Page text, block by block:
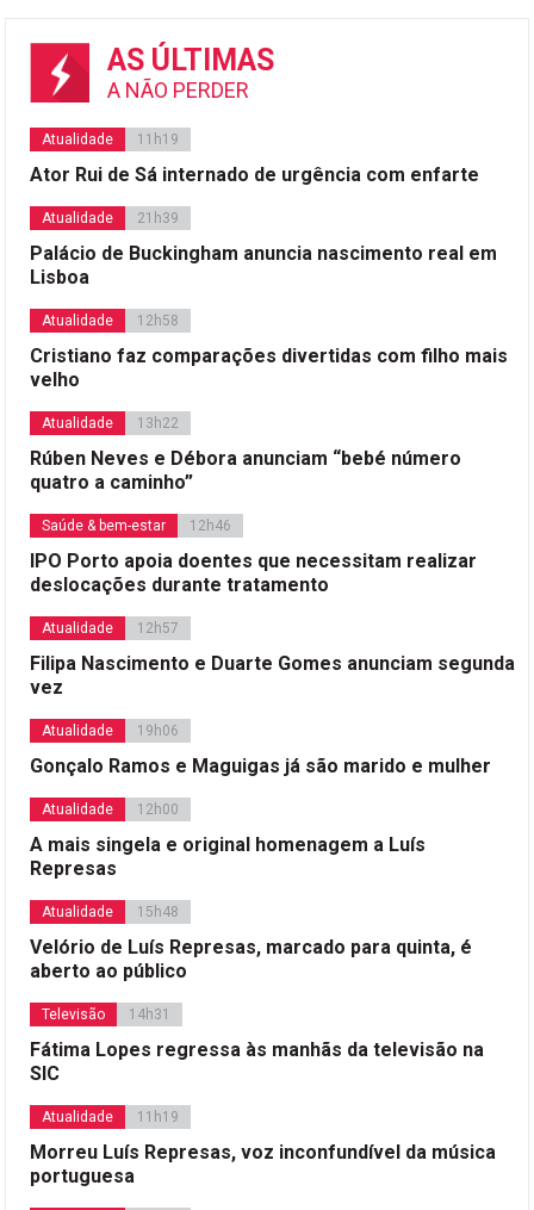
AS ÚLTIMAS
A NÃO PERDER
Atualidade 11h19
Ator Rui de Sá internado de urgência com enfarte
Atualidade 21h39
Palácio de Buckingham anuncia nascimento real em
Lisboa
Atualidade 12h58
Cristiano faz comparações divertidas com filho mais
velho
Atualidade 13h22
Rúben Neves e Débora anunciam “bebé número
quatro a caminho”
Saúde & bem-estar 12h46
IPO Porto apoia doentes que necessitam realizar
deslocações durante tratamento
Atualidade 12h57
Filipa Nascimento e Duarte Gomes anunciam segunda
vez
Atualidade 19h06
Gonçalo Ramos e Maguigas já são marido e mulher
Atualidade 12h00
A mais singela e original homenagem a Luís
Represas
Atualidade 15h48
Velório de Luís Represas, marcado para quinta, é
aberto ao público
Televisão 14h31
Fátima Lopes regressa às manhãs da televisão na
SIC
Atualidade 11h19
Morreu Luís Represas, voz inconfundível da música
portuguesa